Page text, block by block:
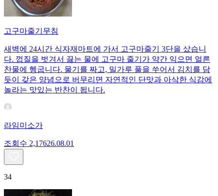
고구마줄기무침
새벽에 24시간 식자재마트에 가서 고구마줄기 3단을 샀습니
다. 껍질을 벗겨서 끓는 물에 고구마 줄기가 약간 익으면 얼른
찬물에 헹굽니다. 물기를 짜고, 밀가루 풀을 쑤어서 김치를 담
듯이 갖은 양념으로 버무리면 자연적인 단맛과 아삭한 식감에
놀라는 맛있는 반찬이 됩니다.
라임미소가
조회수 2,17626.08.01
34